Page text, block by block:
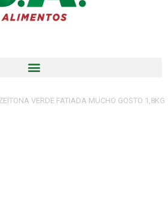
VERDE FATIADA MUCHO GOSTO 1,8KG